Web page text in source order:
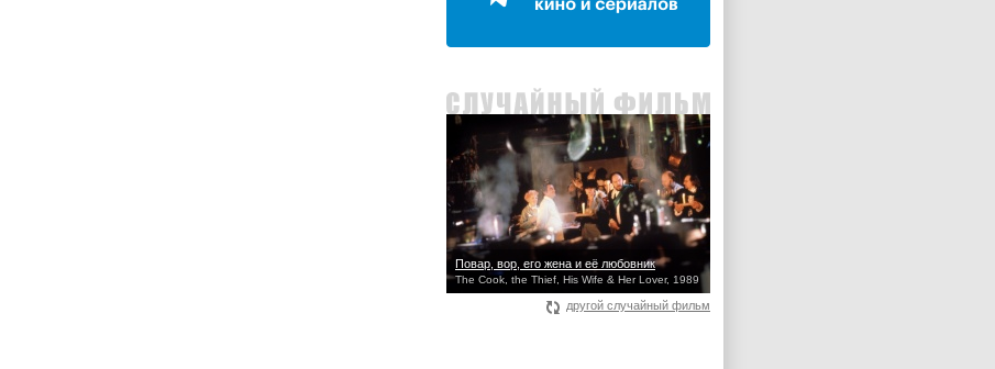
Повар, вор, его жена и её любовник
The Cook, the Thief, His Wife & Her Lover, 1989
другой случайный фильм